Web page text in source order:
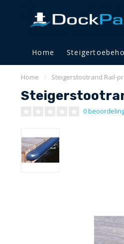
Home
Home / Steigerstootrand Rail-
0